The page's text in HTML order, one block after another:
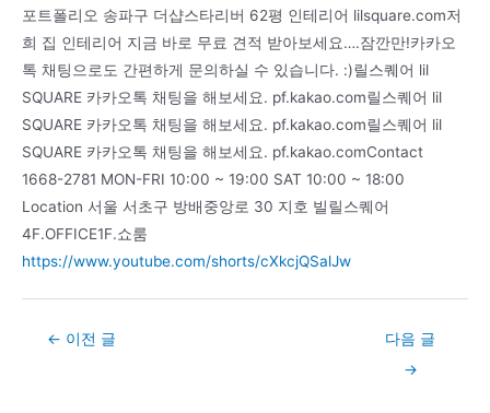
포트폴리오 송파구 더샵스타리버 62평 인테리어 lilsquare.com저
희 집 인테리어 지금 바로 무료 견적 받아보세요….잠깐만!카카오
톡 채팅으로도 간편하게 문의하실 수 있습니다. :)릴스퀘어 lil
SQUARE 카카오톡 채팅을 해보세요. pf.kakao.com릴스퀘어 lil
SQUARE 카카오톡 채팅을 해보세요. pf.kakao.com릴스퀘어 lil
SQUARE 카카오톡 채팅을 해보세요. pf.kakao.comContact
1668-2781 MON-FRI 10:00 ~ 19:00 SAT 10:00 ~ 18:00
Location 서울 서초구 방배중앙로 30 지호 빌릴스퀘어
4F.OFFICE1F.쇼룸
https://www.youtube.com/shorts/cXkcjQSalJw
Post← 이전 글
다음 글
→